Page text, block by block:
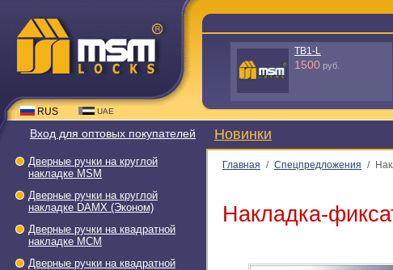
RUS UAE
TS3-L50 - C
288руб.
Вход для оптовых покупателей
Дверные ручки на круглой
накладке МSМ
Дверные ручки на круглой
накладке DAMX (Эконом)
Дверные ручки на квадратной
накладке МСМ
Дверные ручки на квадратной
Новинки
Главная / Спецпредложения /
Накладка-